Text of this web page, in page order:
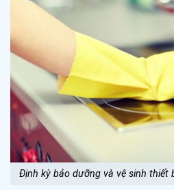
Định kỳ bảo dưỡng và vệ sinh thiết